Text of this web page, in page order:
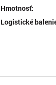
Hmotnosť:
Logistické